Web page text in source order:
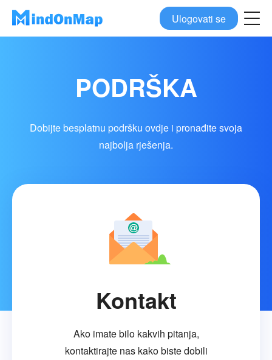
Ulogovati se
PODRŠKA
Dobijte besplatnu podršku ovdje i pronađite svoja
najbolja rješenja.
Kontakt
Ako imate bilo kakvih pitanja,
kontaktirajte nas kako biste dobili